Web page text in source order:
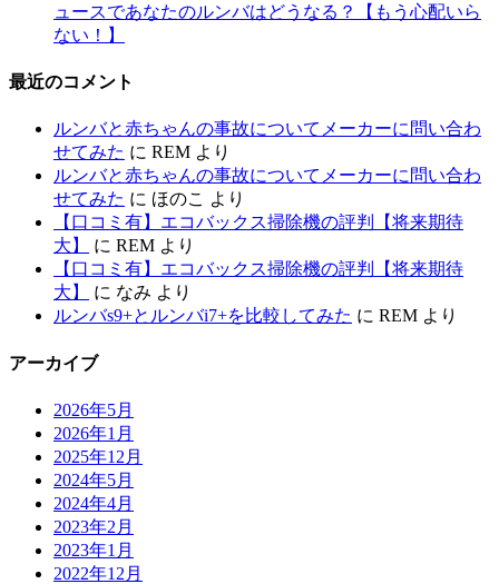
ュースであなたのルンバはどうなる？【もう心配いら
ない！】
最近のコメント
ルンバと赤ちゃんの事故についてメーカーに問い合わ
せてみた に REM より
ルンバと赤ちゃんの事故についてメーカーに問い合わ
せてみた に ほのこ より
【口コミ有】エコバックス掃除機の評判【将来期待
大】
に REM より
【口コミ有】エコバックス掃除機の評判【将来期待
大】
に なみ より
ルンバs9+とルンバi7+を比較してみた に REM より
アーカイブ
2026年5月
2026年1月
2025年12月
2024年5月
2024年4月
2023年2月
2023年1月
2022年12月